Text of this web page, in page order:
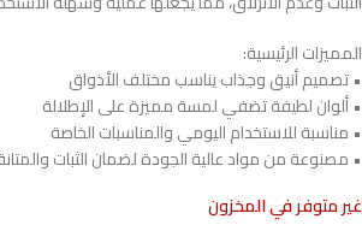
المميزات الرئيسية:
• تصميم أنيق وجذاب يناسب مختلف الأذواق
• ألوان لطيفة تضفي لمسة مميزة على الإطلالة
• مناسبة للاستخدام اليومي والمناسبات الخاصة
• مصنوعة من مواد عالية الجودة لضمان الثبات
غير متوفر في المخزون